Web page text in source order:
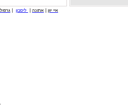
איי יוון אתונה ליסבון